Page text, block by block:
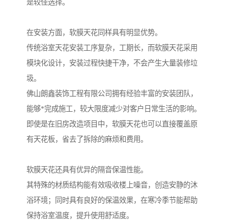
是较佳选择。
在安装方面，软膜天花同样具有明显优势。
传统浴室天花安装工序复杂，工期长，而软膜天花采用
模块化设计，安装过程快捷干净，不会产生大量装修垃
圾。
佛山朗鑫装饰工程有限公司拥有经验丰富的安装团队，
能够*完成施工，较大限度减少对客户日常生活的影响。
即使是在旧房改造项目中，软膜天花也可以直接覆盖原
有天花板，省去了拆除的麻烦和费用。
软膜天花还具有优异的隔音保温性能。
其特殊的材质结构能有效吸收楼上噪音，创造安静的沐
浴环境；同时具有良好的保温效果，在寒冷季节能帮助
保持浴室温度，提升使用舒适度。